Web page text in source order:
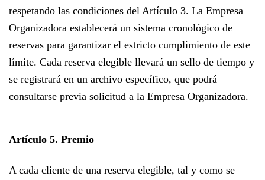
respetando las condiciones del Artículo 3. La Empresa
Organizadora establecerá un sistema cronológico de
reservas para garantizar el estricto cumplimiento de este
límite. Cada reserva elegible llevará un sello de tiempo y
se registrará en un archivo específico, que podrá
consultarse previa solicitud a la Empresa Organizadora.
Artículo 5. Premio
A cada cliente de una reserva elegible, tal y como se